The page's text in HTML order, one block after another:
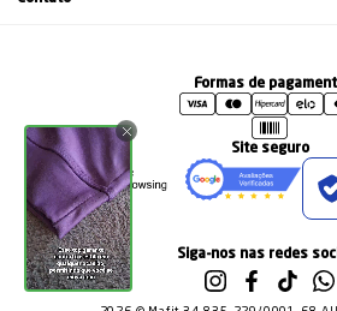
Formas de
Site seguro
Siga-nos nas redes